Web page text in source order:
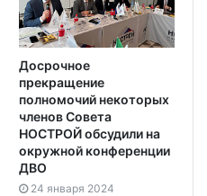
Досрочное
прекращение
полномочий некоторых
членов Совета
НОСТРОЙ обсудили на
окружной конференции
ДВО
24 января 2024